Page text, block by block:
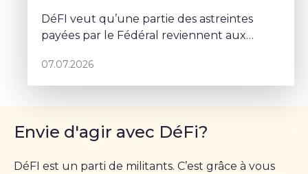
DéFI veut qu’une partie des astreintes
payées par le Fédéral reviennent aux
07.07.2026
Envie d'agir avec DéFi?
DéFI est un parti de militants. C’est grâce à vous